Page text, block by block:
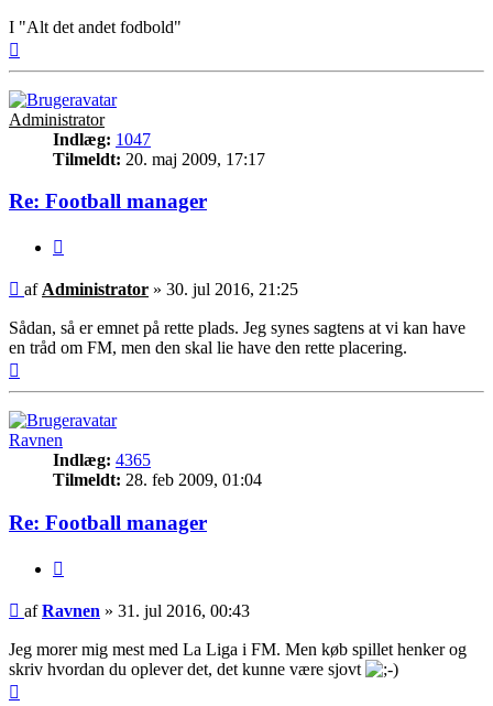
I "Alt det andet fodbold"
Administrator
Indlæg: 1047
Tilmeldt: 20. maj 2009, 17:17
Re: Football manager
Indlæg
af Administrator » 30. jul 2016, 21:25
Sådan, så er emnet på rette plads. Jeg synes sagtens at vi kan have
en tråd om FM, men den skal lie have den rette placering.
Ravnen
Indlæg: 4365
Tilmeldt: 28. feb 2009, 01:04
Re: Football manager
Indlæg
afRavnen » 31. jul 2016, 00:43
Jeg morer mig mest med La Liga i FM. Men køb spillet henker og
skriv hvordan du oplever det, det kunne være sjovt